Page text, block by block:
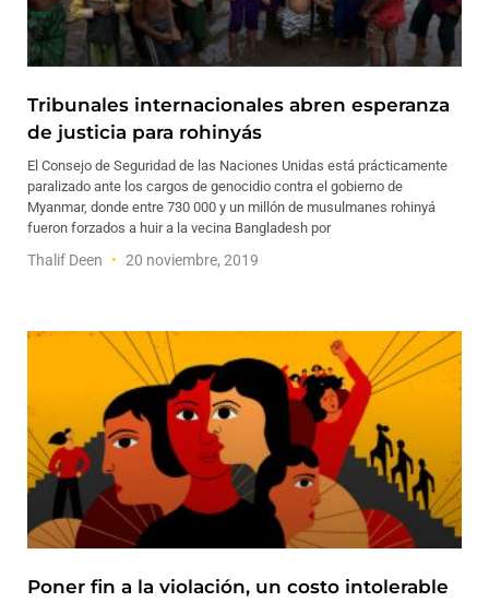
Tribunales internacionales abren esperanza
de justicia para rohinyás
El Consejo de Seguridad de las Naciones Unidas está prácticamente
paralizado ante los cargos de genocidio contra el gobierno de
Myanmar, donde entre 730 000 y un millón de musulmanes rohinyá
fueron forzados a huir a la vecina Bangladesh por
Thalif Deen 20 noviembre, 2019
Poner fin a la violación, un costo intolerable